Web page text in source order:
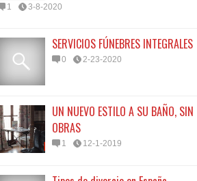
1 3-8-2020
SERVICIOS FÚNEBRES INTEGRALES
0 2-23-2020
UN NUEVO ESTILO A SU BAÑO, SIN
OBRAS
1 12-1-2019